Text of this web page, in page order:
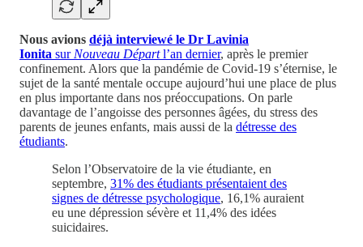
Nous avions déjà interviewé le Dr Lavinia
Ionita sur Nouveau Départl’an dernier, après le premier
confinement. Alors que la pandémie de Covid-19 s’éternise, le
sujet de la santé mentale occupe aujourd’hui une place de plus
en plus importante dans nos préoccupations. On parle
davantage de l’angoisse des personnes âgées, du stress des
parents de jeunes enfants, mais aussi de la détresse des
étudiants.
Selon l’Observatoire de la vie étudiante, en
septembre, 31% des étudiants présentaient des
signes de détresse psychologique, 16,1% auraient
eu une dépression sévère et 11,4% des idées
suicidaires.